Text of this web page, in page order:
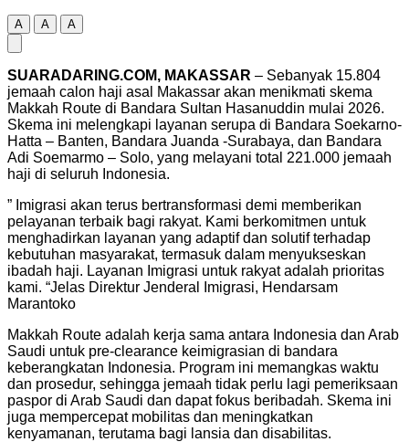
A A A
SUARADARING.COM, MAKASSAR – Sebanyak 15.804
jemaah calon haji asal Makassar akan menikmati skema
Makkah Route di Bandara Sultan Hasanuddin mulai 2026.
Skema ini melengkapi layanan serupa di Bandara Soekarno-
Hatta – Banten, Bandara Juanda -Surabaya, dan Bandara
Adi Soemarmo – Solo, yang melayani total 221.000 jemaah
haji di seluruh Indonesia.
” Imigrasi akan terus bertransformasi demi memberikan
pelayanan terbaik bagi rakyat. Kami berkomitmen untuk
menghadirkan layanan yang adaptif dan solutif terhadap
kebutuhan masyarakat, termasuk dalam menyukseskan
ibadah haji. Layanan Imigrasi untuk rakyat adalah prioritas
kami. “Jelas Direktur Jenderal Imigrasi, Hendarsam
Marantoko
Makkah Route adalah kerja sama antara Indonesia dan Arab
Saudi untuk pre-clearance keimigrasian di bandara
keberangkatan Indonesia. Program ini memangkas waktu
dan prosedur, sehingga jemaah tidak perlu lagi pemeriksaan
paspor di Arab Saudi dan dapat fokus beribadah. Skema ini
juga mempercepat mobilitas dan meningkatkan
kenyamanan, terutama bagi lansia dan disabilitas.